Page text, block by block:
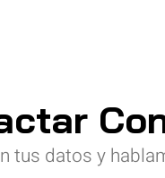
tus datos y